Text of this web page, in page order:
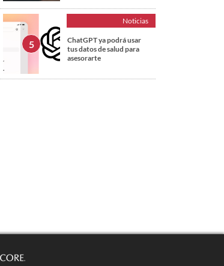
Noticias
ChatGPT ya podrá usar
tus datos de salud para
asesorarte